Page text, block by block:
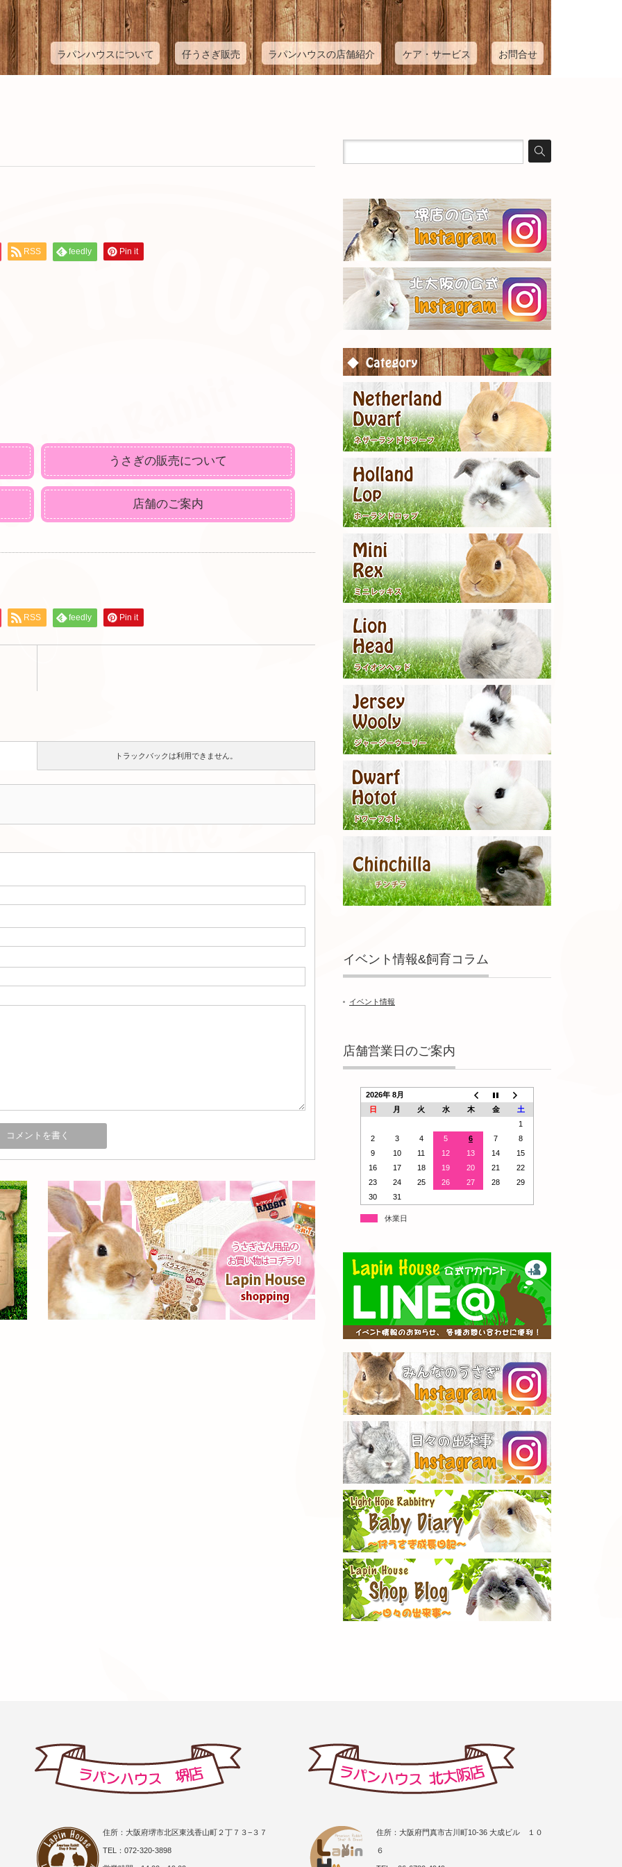
ラパンハウスについて 仔うさぎ販売 ラパンハウスの店舗紹介 ケア・サービス お問合せ
RSS feedly Pin it
うさぎの販売について
店舗のご案内
RSS feedly Pin it
トラックバックは利用できません。
イベント情報&飼育コラム
イベント情報
店舗営業日のご案内
2026年 8月
日
月 火 水 木 金
土
1
2
3 4 5 6 7
8
9
10 11 12 13 14
15
16
17 18 19 20 21
22
23
24 25 26 27 28
29
30
31
休業日
住所：大阪府堺市北区東浅香山町２丁７３−３７
TEL：072-320-3898
住所：大阪府門真市古川町10-36 大成ビル １０
６